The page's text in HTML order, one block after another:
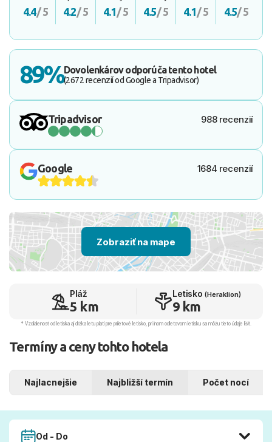
4.4/ 5 4.2/ 5 4.1/ 5 4.5/ 5 4.1/ 5 4.5/ 5
89%Dovolenkárov odporúča tento hotel
(2672 recenzií od Google a Tripadvisor)
Tripadvisor 988 recenzií
Google 1684 recenzií
Zobraziť na mape
Pláž
5 km
Letisko (Heraklion)
9 km
* Vzdialenosť od letiska aj dľžka letu platí pre príletové letisko, pri inom odletovom letisku sa môžu tieto údaje líšiť.
Termíny a ceny tohto hotela
Najlacnejšie Najbližší termín Počet nocí
Od - Do